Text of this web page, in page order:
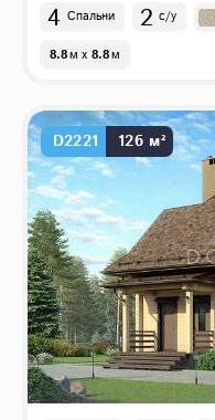
4 Спальни 2 с/у
8.8м x 8.8м
D2221 126 м²